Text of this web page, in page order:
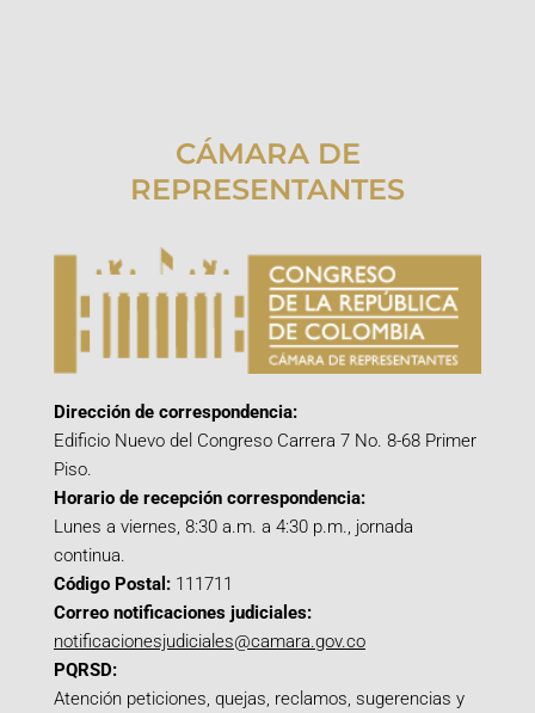
CÁMARA DE
REPRESENTANTES
Dirección de correspondencia:
Edificio Nuevo del Congreso Carrera 7 No. 8-68 Primer
Piso.
Horario de recepción correspondencia:
Lunes a viernes, 8:30 a.m. a 4:30 p.m., jornada
continua.
Código Postal: 111711
Correo notificaciones judiciales:
notificacionesjudiciales@camara.gov.co
PQRSD:
Atención peticiones, quejas, reclamos, sugerencias y